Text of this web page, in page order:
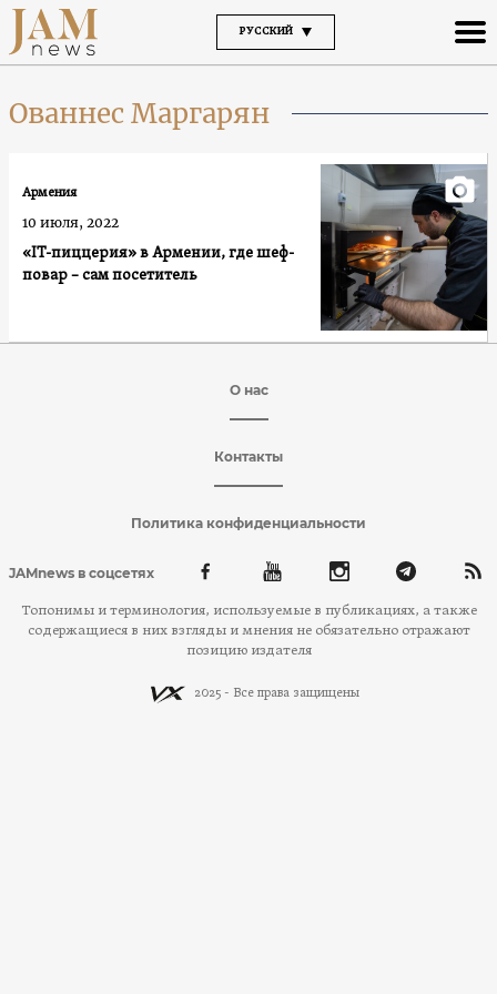
РУССКИЙ
Ованнес Маргарян
«IT-пиццерия» в Армении, где шеф-
повар – сам посетитель
Армения
10 июля, 2022
О нас
Контакты
Политика конфиденциальности
JAMnews в соцсетях
Топонимы и терминология, используемые в публикациях, а также
содержащиеся в них взгляды и мнения не обязательно отражают
позицию издателя
2025 - Все права защищены